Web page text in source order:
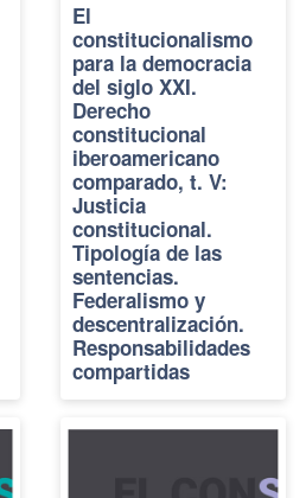
El
constitucionalismo
para la democracia
del siglo XXI.
Derecho
constitucional
iberoamericano
comparado, t. V:
Justicia
constitucional.
Tipología de las
sentencias.
Federalismo y
descentralización.
Responsabilidades
compartidas